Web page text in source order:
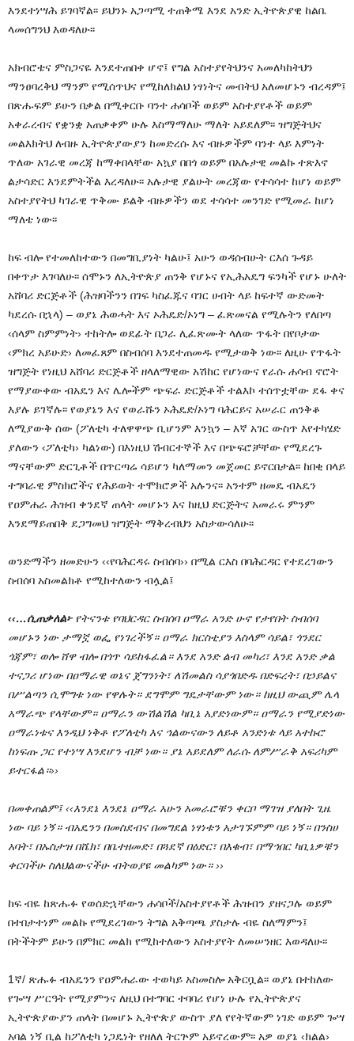
እንደተነሣሕ ይገባኛል፡፡ ይህንኑ አጋጣሚ ተጠቅሜ እንደ አንድ ኢትዮጵያዊ ከልቤ
ላመሰግንህ እወዳለሁ፡፡
አክብሮቴና ምስጋናዬ እንደተጠበቀ ሆኖ፤ የግል አስተያየትህንና አመለካከትህን
ማንፀባረቅህ ማንም የሚሰጥህና የሚከለክልህ ነፃነትና መብትህ አለመሆኑን ብረዳም፤
በጽሑፍም ይሁን በቃል በሚቀርቡ ባንተ ሐሳቦች ወይም አስተያየቶች ወይም
አቀራረብና የቋንቋ አጠቃቀም ሁሉ እስማማለሁ ማለት አይደለም፡፡ ዝግጅትህና
መልእክትህ ለብዙ ኢትዮጵያውያን ከመድረሱ እና ብዙዎችም ባንተ ላይ እምነት
ጥለው አገራዊ መረጃ ከማቀበላቸው አኳያ በበጎ ወይም በአሉታዊ መልኩ ተጽእኖ
ልታሳድር እንደምትችል እረዳለሁ፡፡ አሉታዊ ያልሁት መረጃው የተሳሳተ ከሆነ ወይም
አስተያየትህ ካገራዊ ጥቅሙ ይልቅ ብዙዎችን ወደ ተሳሳተ መንገድ የሚመራ ከሆነ
ማለቴ ነው፡፡
ከፍ ብሎ የተመለከተውን በመግቢያነት ካልሁ፤ አሁን ወዳሰብሁት ርእሰ ጉዳይ
በቀጥታ እገባለሁ፡፡ ሰሞኑን ለኢትዮጵያ ጠንቅ የሆኑና የኢሕአዴግ ፍንካች የሆኑ ሁለት
አሸባሪ ድርጅቶች (ሕዝባችንን በገፍ ካስፈጁና ባገር ሀብት ላይ ከፍተኛ ውድመት
ካደረሱ በኋላ) – ወያኔ ሕወሓት እና ኦሕዴድ/ኦነግ – ፈጽመናል የሚሉትን የለበጣ
‹ሰላም ስምምነት› ተከትሎ ወደፊት በጋራ ሊፈጽሙት ላለው ጥፋት በየቦታው
‹ምክረ አይሁድ› ለመፈጸም በስብሰባ እንደተጠመዱ የሚታወቅ ነው፡፡ ለዚሁ የጥፋት
ዝግጅት የነዚህ አሸባሪ ድርጅቶች ዘላለማዊው አሽከር የሆነውና የራሱ ሐሳብ ኖሮት
የማያውቀው ብአዴን እና ሌሎችም ጭፍራ ድርጅቶች ተልእኮ ተሰጥቷቸው ደፋ ቀና
እያሉ ይገኛሉ፡፡ የወያኔን እና የወራሹን ኦሕዴድ/ኦነግ ባሕርይና አሠራር ጠንቅቆ
ለሚያውቅ ሰው (ፖለቲካ ተለዋዋጭ ቢሆንም እንኳን – እኛ አገር ውስጥ እየተካሄድ
ያለውን ‹ፖለቲካ› ካልነው) በእነዚህ ሽብርተኞች እና በጭፍሮቻቸው የሚደረጉ
ማናቸውም ድርጊቶች በጥርጣሬ ሳይሆን ካለማመን መጀመር ይኖርበታል፡፡ ከበቂ በላይ
ተግባራዊ ምስክሮችና የሕይወት ተሞክሮዎች አሉንና፡፡ አንተም ዘመዴ ብአዴን
የዐምሐራ ሕዝብ ቀንደኛ ጠላት መሆኑን እና ከዚህ ድርጅትና አመራሩ ምንም
እንደማይጠበቅ ደጋግመህ ዝግጅት ማቅረብህን አስታውሳለሁ፡፡
ወንድማችን ዘመድሁን ‹‹የባሕርዳሩ ስብሰባ›› በሚል ርእስ በባሕርዳር የተደረገውን
ስብሰባ አስመልክቶ የሚከተለውን ብሏል፤
‹‹…ሲጠቃለል፦ የትናንቱ የባህርዳር ስብሰባ ዐማራ አንድ ሁኖ የታየበት ስብሰባ
መሆኑን ነው ታማኟ ወፌ የነገረችኝ። ዐማራ ክርስቲያን እስላም ሳይል፣ ጎንደር
ጎጃም፣ ወሎ ሸዋ ብሎ በጎጥ ሳይከፋፈል። እንደ አንድ ልብ መካሪ፣ እንደ አንድ ቃል
ተናጋሪ ሆነው በዐማራዊ ወኔና ጀግንነት፣ ለሽመልስ ሳያጎበድዱ በድፍረት፣ በኃይልና
በሥልጣን ሲሞግቱ ነው የዋሉት። ደግሞም ግዴታቸውም ነው። ከዚህ ውጪም ሌላ
አማራጭ የላቸውም። ዐማራን ውሽልሽል ካቢኔ አያድነውም። ዐማራን የሚያድነው
ዐማራነቱና እንዲህ ነቅቶ የፖለቲካ እና ኅልውናውን ለይቶ አንድነቱ ላይ አተኩሮ
ከነፍጡ ጋር የተነሣ እንደሆን ብቻ ነው። ያኔ አይደለም ለራሱ ለምሥራቅ አፍሪካም
ይተርፋል።››
በመቀጠልም፤ ‹‹እንደኔ እንደኔ ዐማራ አሁን አመራሮቹን ቀርቦ ማገዝ ያለበት ጊዜ
ነው ባይ ነኝ። ብአዴንን በመስደብና በመግደል ነፃነቱን አታገኙምም ባይ ነኝ። በንስሀ
አባት፣ በኡስታዝ በሼክ፣ በቤተዘመድ፣ በጓደኛ በዕድር፣ በእቁብ፣ በማኅበር ካቢኔዎቹን
ቀርባችሁ ስለህልውናችሁ ብትወያዩ መልካም ነው። ››
ከፍ ብዬ ከጽሑፉ የወሰድኋቸውን ሐሳቦች/አስተያየቶች ሕዝብን ያዘናጋሉ ወይም
በተበታተነም መልኩ የሚደረገውን ትግል አቅጣጫ ያስታሉ ብዬ ስለማምን፤
በትችትም ይሁን በምክር መልክ የሚከተለውን አስተያየት ለመሠንዘር እወዳለሁ፡፡
1ኛ/ ጽሑፉ ብአዴንን የዐምሐራው ተወካይ አስመስሎ አቅርቧል፡፡ ወያኔ በተከለው
የጐሣ ሥርዓት የሚያምንና ለዚህ በተግባር ተባባሪ የሆነ ሁሉ የኢትዮጵያና
ኢትዮጵያውያን ጠላት በመሆኑ ኢትዮጵያ ውስጥ ያለ የየትኛውም ነገድ ወይም ጐሣ
አባል ነኝ ቢል ከፖለቲካ ነጋዴነት የዘለለ ትርጕም አይኖረውም፡፡ አዎ ወያኔ ‹ክልል›